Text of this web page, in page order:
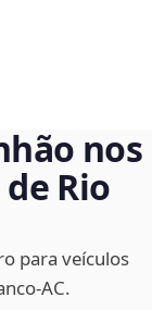
nos
Rio
para veículos